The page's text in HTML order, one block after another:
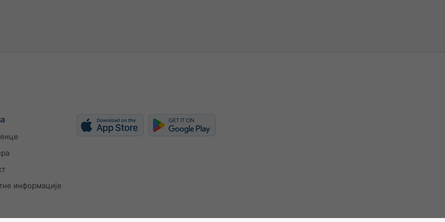
ширину
(px)
информације